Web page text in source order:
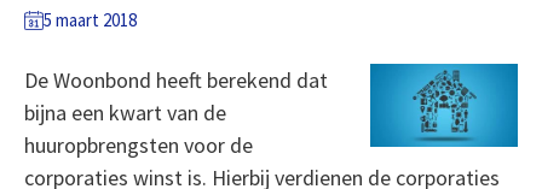
5 maart 2018
De Woonbond heeft berekend dat
bijna een kwart van de
huuropbrengsten voor de
corporaties winst is. Hierbij verdienen de corporaties